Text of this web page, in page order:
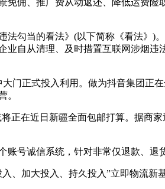
勾当的看法》(以下简称《看法》)
自从清理、及时措置互联网涉烟
式投入利用。做为抖音集团正在
。
在近日新疆全面包邮打算。据商
诚信系统，针对非常仅退款、退
加大投入、持久投入”立即物流新